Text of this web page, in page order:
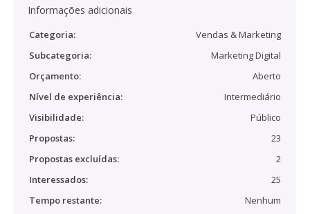
Informações adicionais
Categoria:
Vendas & Marketing
Subcategoria:
Marketing Digital
Orçamento:
Aberto
Nível de experiência:
Intermediário
Visibilidade:
Público
Propostas:
23
Propostas excluídas:
2
Interessados:
25
Tempo restante:
Nenhum